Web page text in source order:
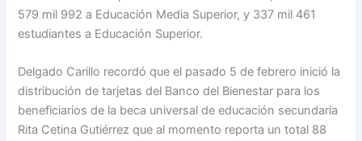
579 mil 992 a Educación Media Superior, y 337 mil 461
estudiantes a Educación Superior.
Delgado Carillo recordó que el pasado 5 de febrero inició la
distribución de tarjetas del Banco del Bienestar para los
beneficiarios de la beca universal de educación secundaria
Rita Cetina Gutiérrez que al momento reporta un total 88